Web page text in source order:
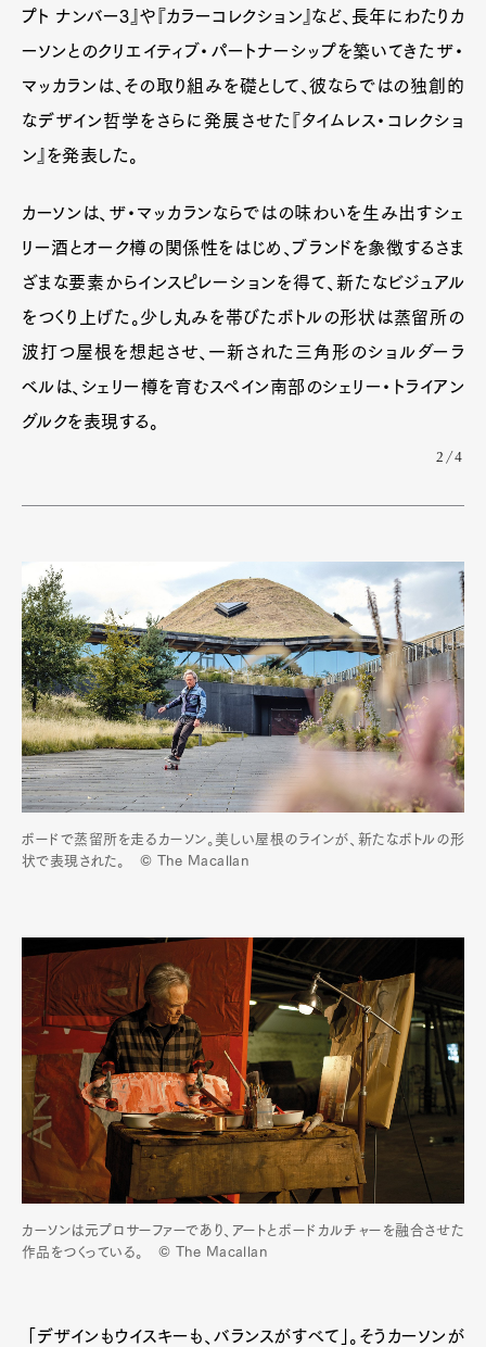
プト ナンバー3』や『カラーコレクション』など、長年にわたりカ
ーソンとのクリエイティブ・パートナーシップを築いてきたザ・
マッカランは、その取り組みを礎として、彼ならではの独創的
なデザイン哲学をさらに発展させた『タイムレス・コレクショ
ン』を発表した。
カーソンは、ザ・マッカランならではの味わいを生み出すシェ
リー酒とオーク樽の関係性をはじめ、ブランドを象徴するさま
ざまな要素からインスピレーションを得て、新たなビジュアル
をつくり上げた。少し丸みを帯びたボトルの形状は蒸留所の
波打つ屋根を想起させ、一新された三角形のショルダーラ
ベルは、シェリー樽を育むスペイン南部のシェリー・トライアン
グルクを表現する。
2/4
ボードで蒸留所を走るカーソン。美しい屋根のラインが、新たなボトルの形
状で表現された。 © The Macallan
カーソンは元プロサーファーであり、アートとボードカルチャーを融合させた
作品をつくっている。 © The Macallan
「デザインもウイスキーも、バランスがすべて」。そうカーソンが